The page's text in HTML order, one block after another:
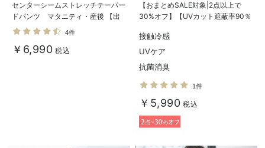
センターシームストレッチテーパー
ドパンツ マタニティ・産後 【出
産後も長く使える】
4件
￥6,990 税込
【おまとめSALE対象|2点以上で
30%オフ】【UVカット遮蔽率90％
WAYカーディガン マタニティ・授
乳服【出産後も長く使える】
接触冷感
UVケア
抗菌消臭
1件
￥5,990 税込